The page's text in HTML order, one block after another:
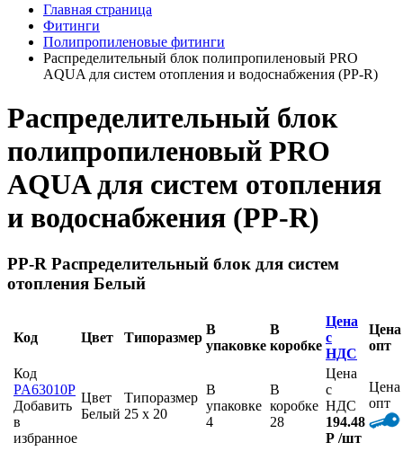
Главная страница
Фитинги
Полипропиленовые фитинги
Распределительный блок полипропиленовый PRO
AQUA для систем отопления и водоснабжения (PP-R)
Распределительный блок
полипропиленовый PRO
AQUA для систем отопления
и водоснабжения (PP-R)
PP-R Распределительный блок для систем
отопления Белый
Код Цвет Типоразмер
В
упаковке
В
коробке
Цена
с
НДС
Цена
опт
Код
PA63010P
Добавить
в
избранное
Цвет
Белый
Типоразмер
25 x 20
В
упаковке
4
В
коробке
28
Цена
с
НДС
194.48
Р /шт
Цена
опт